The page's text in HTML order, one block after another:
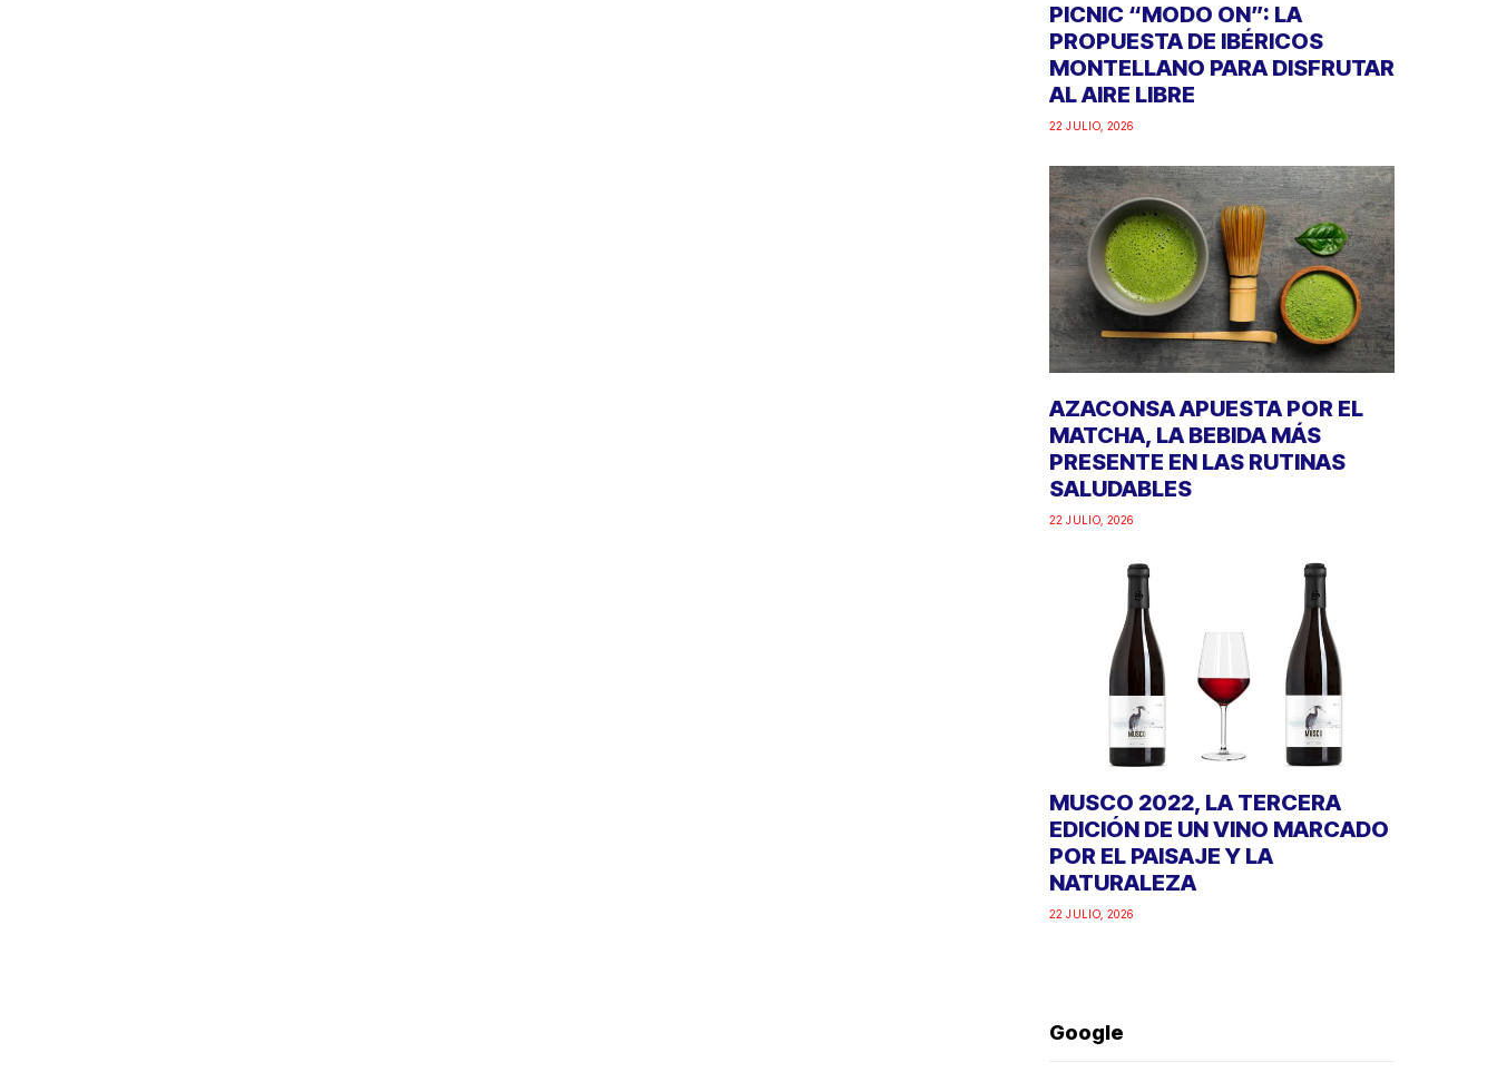
PICNIC “MODO ON”: LA
PROPUESTA DE IBÉRICOS
MONTELLANO PARA DISFRUTAR
AL AIRE LIBRE
22 JULIO, 2026
AZACONSA APUESTA POR EL
MATCHA, LA BEBIDA MÁS
PRESENTE EN LAS RUTINAS
SALUDABLES
22 JULIO, 2026
MUSCO 2022, LA TERCERA
EDICIÓN DE UN VINO MARCADO
POR EL PAISAJE Y LA
NATURALEZA
22 JULIO, 2026
Google